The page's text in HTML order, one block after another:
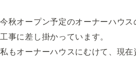
今秋オープン予定のオーナーハウ
工事に差し掛かっています。
私もオーナーハウスにむけて、現在